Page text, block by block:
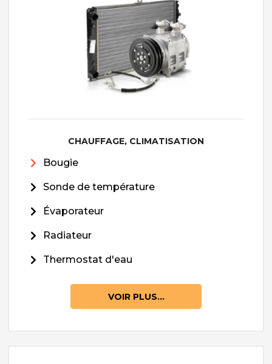
CHAUFFAGE, CLIMATISATION
Bougie
Sonde de température
Évaporateur
Radiateur
Thermostat d'eau
VOIR PLUS...